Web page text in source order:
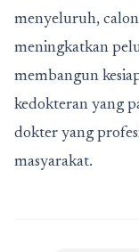
menyeluruh,
meningkatkan
membangun
kedokteran yang
dokter yang
masyarakat.